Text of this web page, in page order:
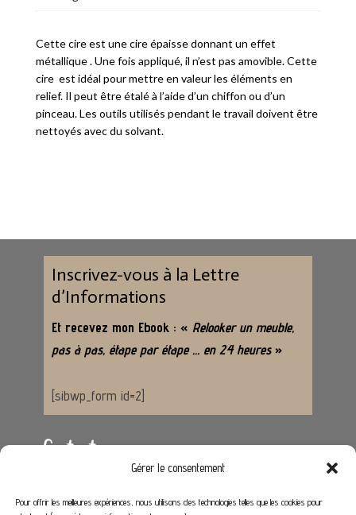
Gérer le consentement
Pour offrir les meilleures expériences, nous utilisons des technologies telles que les cookies pour
Cette cire est une cire épaisse donnant un effet
métallique . Une fois appliqué, il n’est pas amovible. Cette
cire est idéal pour mettre en valeur les éléments en
relief. Il peut être étalé à l’aide d’un chiffon ou d’un
pinceau. Les outils utilisés pendant le travail doivent être
nettoyés avec du solvant.
Inscrivez-vous à la Lettre
d’Informations
Et recevez mon Ebook : « Relooker un meuble,
pas à pas, étape par étape … en 24 heures »
[sibwp_form id=2]
Contact